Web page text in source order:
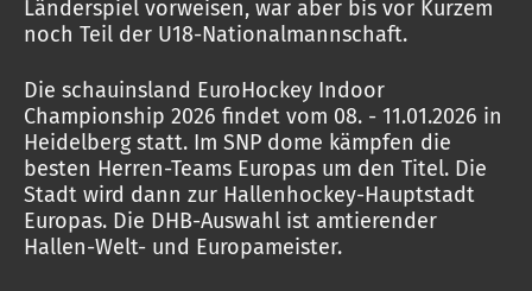
Länderspiel vorweisen, war aber bis vor Kurzem
noch Teil der U18-Nationalmannschaft.
Die schauinsland EuroHockey Indoor
Championship 2026 findet vom 08. - 11.01.2026 in
Heidelberg statt. Im SNP dome kämpfen die
besten Herren-Teams Europas um den Titel. Die
Stadt wird dann zur Hallenhockey-Hauptstadt
Europas. Die DHB-Auswahl ist amtierender
Hallen-Welt- und Europameister.